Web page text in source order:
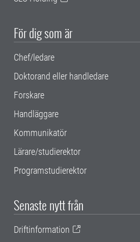
För dig som är
Chef/ledare
Doktorand eller handledare
Forskare
Handläggare
Kommunikatör
Lärare/studierektor
Programstudierektor
Senaste nytt från
Driftinformation